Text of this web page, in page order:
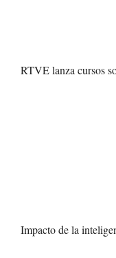
RTVE lanza cursos
Impacto de la